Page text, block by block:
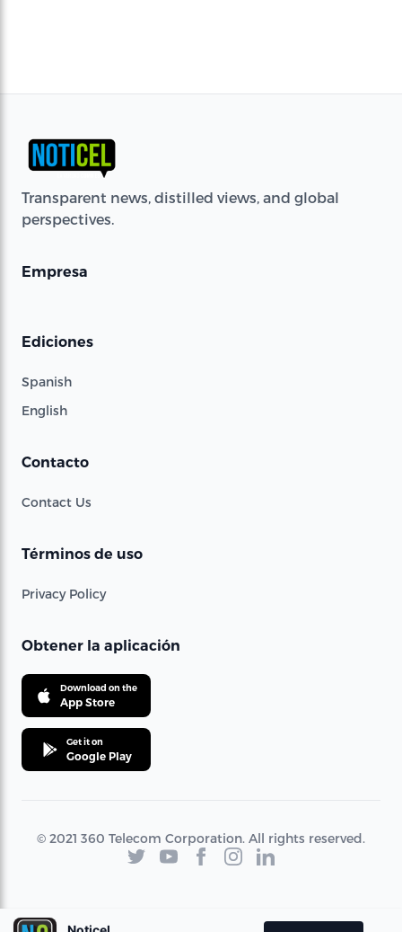
Transparent news, distilled views, and global
perspectives.
Empresa
Ediciones
Spanish
English
Contacto
Contact Us
Términos de uso
Privacy Policy
Obtener la aplicación
Download on the
App Store
Get it on
Google Play
© 2021 360 Telecom Corporation. All rights reserved.